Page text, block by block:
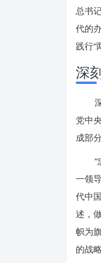
总书
代的
践行“
深
党中
成部
一领
代中
述，
帜为
的战